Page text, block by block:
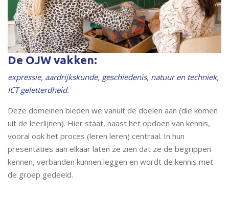
De OJW vakken:
expressie, aardrijkskunde, geschiedenis, natuur en techniek,
ICT geletterdheid.
Deze domeinen bieden we vanuit de doelen aan (die komen
uit de leerlijnen). Hier staat, naast het opdoen van kennis,
vooral ook het proces (leren leren) centraal. In hun
presentaties aan elkaar laten ze zien dat ze de begrippen
kennen, verbanden kunnen leggen en wordt de kennis met
de groep gedeeld.